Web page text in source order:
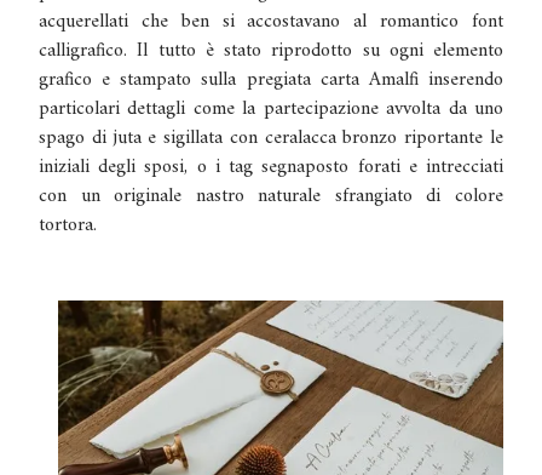
acquerellati che ben si accostavano al romantico font
calligrafico.Il tutto è stato riprodotto su ogni elemento
grafico e stampato sulla pregiata carta Amalfi inserendo
particolari dettagli come la partecipazione avvolta da uno
spago di juta e sigillata con ceralacca bronzo riportante le
iniziali degli sposi, o i tag segnaposto forati e intrecciati
con un originale nastro naturale sfrangiato di colore
tortora.